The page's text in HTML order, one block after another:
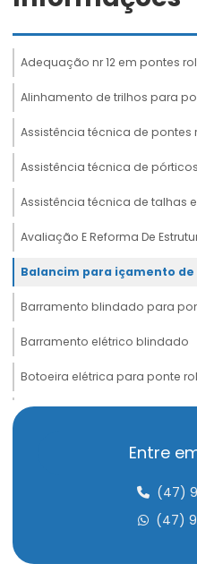
Adequação nr 12 em pontes
Alinhamento de trilhos para
Assistência técnica de pontes
Assistência técnica de
Assistência técnica de talhas
Avaliação E Reforma De
Balancim para içamento
Barramento blindado para
Barramento elétrico blindado
Botoeira elétrica para ponte
Cabeceira para ponte rolante
Cabo de aço compactado de
Cabo de aço para elevadores
Entre
(47)
(47)